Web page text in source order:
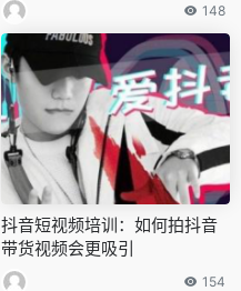
148
抖音短视频培训：如何拍抖音
带货视频会更吸引
154